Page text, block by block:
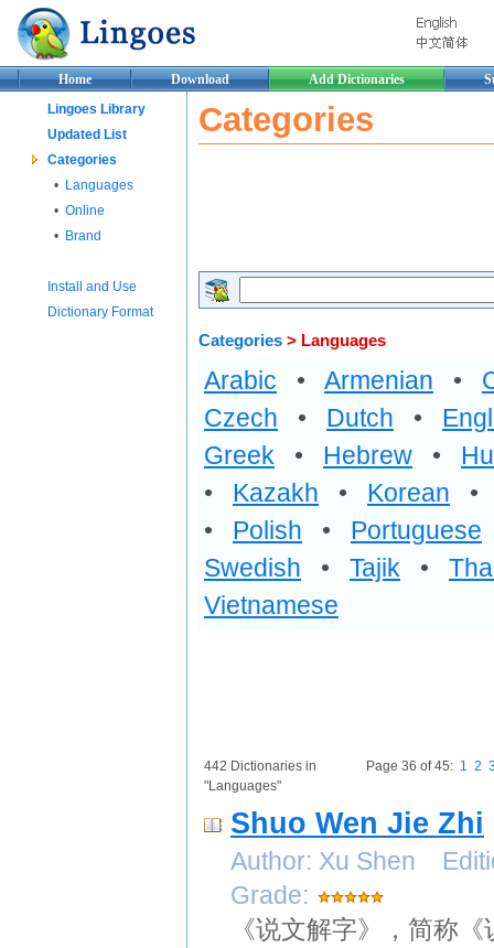
Home Download Add Dictionaries
Lingoes Library
Updated List
Categories
• Languages
• Online
• Brand
Install and Use
Dictionary Format
Categories
Categories > Languages
Arabic • Armenian •
Czech • Dutch •
Greek • Hebrew •
• Kazakh • Korean
• Polish • Portuguese
Swedish • Tajik •
Vietnamese
442 Dictionaries in
"Languages"
Page 36 of 45: 1 2
Shuo Wen Jie Zhi
Author: Xu Shen
Grade:
《说文解字》，简称